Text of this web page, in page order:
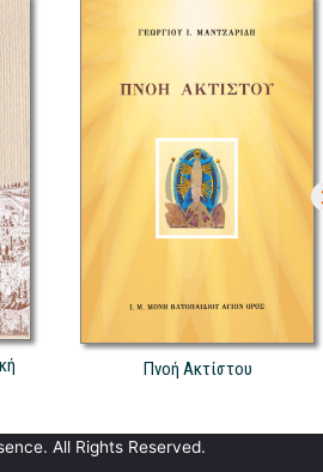
Πνοή Ακτίστου
All Rights Reserved.